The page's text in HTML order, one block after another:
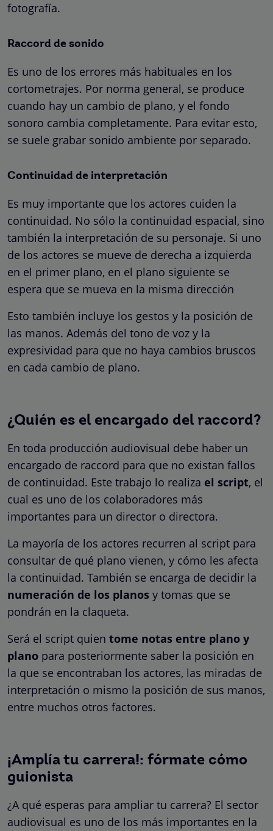
fotografía.
Raccord de sonido
Es uno de los errores más habituales en los
cortometrajes. Por norma general, se produce
cuando hay un cambio de plano, y el fondo
sonoro cambia completamente. Para evitar esto,
se suele grabar sonido ambiente por separado.
Continuidad de interpretación
Es muy importante que los actores cuiden la
continuidad. No sólo la continuidad espacial, sino
también la interpretación de su personaje. Si uno
de los actores se mueve de derecha a izquierda
en el primer plano, en el plano siguiente se
espera que se mueva en la misma dirección
Esto también incluye los gestos y la posición de
las manos. Además del tono de voz y la
expresividad para que no haya cambios bruscos
en cada cambio de plano.
¿Quién es el encargado del raccord?
En toda producción audiovisual debe haber un
encargado de raccord para que no existan fallos
de continuidad. Este trabajo lo realiza el script, el
cual es uno de los colaboradores más
importantes para un director o directora.
La mayoría de los actores recurren al script para
consultar de qué plano vienen, y cómo les afecta
la continuidad. También se encarga de decidir la
numeración de los planos y tomas que se
pondrán en la claqueta.
Será el script quien tome notas entre plano y
plano para posteriormente saber la posición en
la que se encontraban los actores, las miradas de
interpretación o mismo la posición de sus manos,
entre muchos otros factores.
¡Amplía tu carrera!: fórmate cómo
guionista
¿A qué esperas para ampliar tu carrera? El sector
audiovisual es uno de los más importantes en la